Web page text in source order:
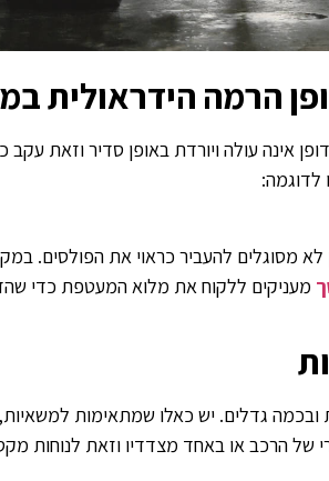
הרמה הידראולית
אינה עולה ויורדת באופן סדיר וזאת
לדוגמה:
מסוגלים להעביר כראוי את הפולסים.
מעניקים ללקוח את מלוא המעטפת כדי
ובכמה גדלים. יש כאלו שמתאימות
של הרכב או באחד מצדדיו וזאת לנוחות